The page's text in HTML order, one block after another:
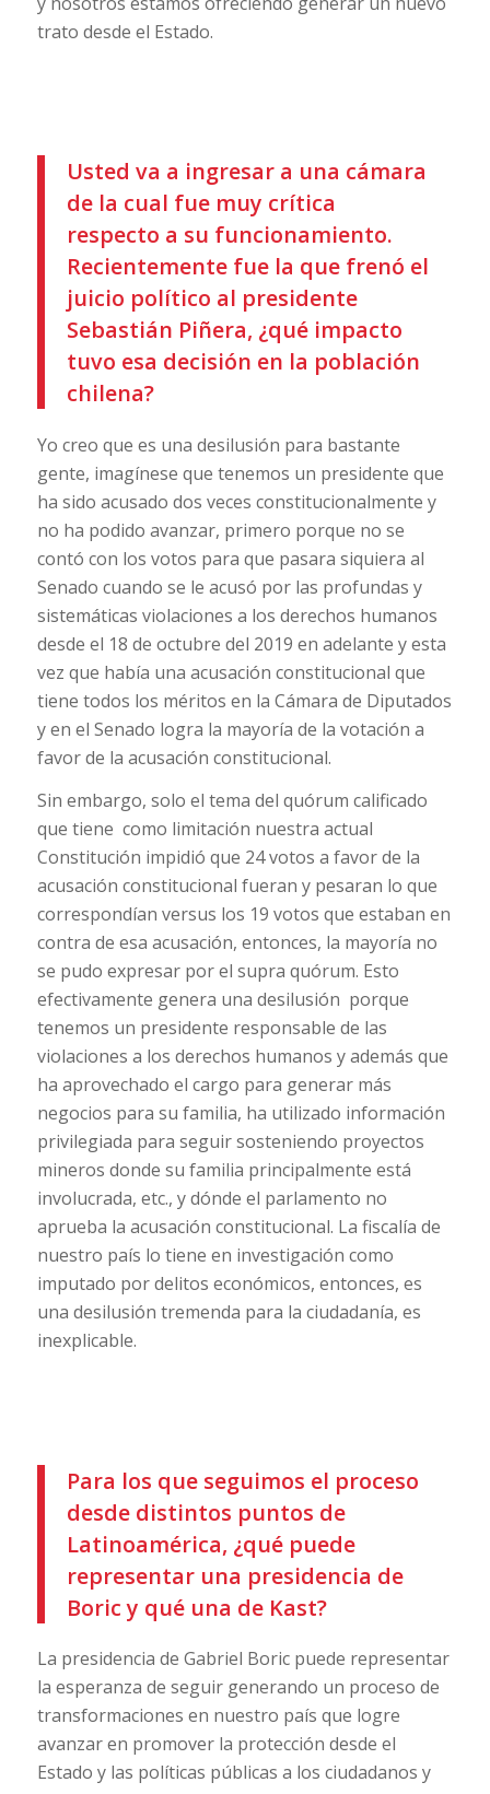
trato desde el Estado.
Usted va a ingresar a una cámara
de la cual fue muy crítica
respecto a su funcionamiento.
Recientemente fue la que frenó el
juicio político al presidente
Sebastián Piñera, ¿qué impacto
tuvo esa decisión en la población
chilena?
Yo creo que es una desilusión para bastante
gente, imagínese que tenemos un presidente que
ha sido acusado dos veces constitucionalmente y
no ha podido avanzar, primero porque no se
contó con los votos para que pasara siquiera al
Senado cuando se le acusó por las profundas y
sistemáticas violaciones a los derechos humanos
desde el 18 de octubre del 2019 en adelante y esta
vez que había una acusación constitucional que
tiene todos los méritos en la Cámara de Diputados
y en el Senado logra la mayoría de la votación a
favor de la acusación constitucional.
Sin embargo, solo el tema del quórum calificado
que tiene como limitación nuestra actual
Constitución impidió que 24 votos a favor de la
acusación constitucional fueran y pesaran lo que
correspondían versus los 19 votos que estaban en
contra de esa acusación, entonces, la mayoría no
se pudo expresar por el supra quórum. Esto
efectivamente genera una desilusión porque
tenemos un presidente responsable de las
violaciones a los derechos humanos y además que
ha aprovechado el cargo para generar más
negocios para su familia, ha utilizado información
privilegiada para seguir sosteniendo proyectos
mineros donde su familia principalmente está
involucrada, etc., y dónde el parlamento no
aprueba la acusación constitucional. La fiscalía de
nuestro país lo tiene en investigación como
imputado por delitos económicos, entonces, es
una desilusión tremenda para la ciudadanía, es
inexplicable.
Para los que seguimos el proceso
desde distintos puntos de
Latinoamérica, ¿qué puede
representar una presidencia de
Boric y qué una de Kast?
La presidencia de Gabriel Boric puede representar
la esperanza de seguir generando un proceso de
transformaciones en nuestro país que logre
avanzar en promover la protección desde el
Estado y las políticas públicas a los ciudadanos y